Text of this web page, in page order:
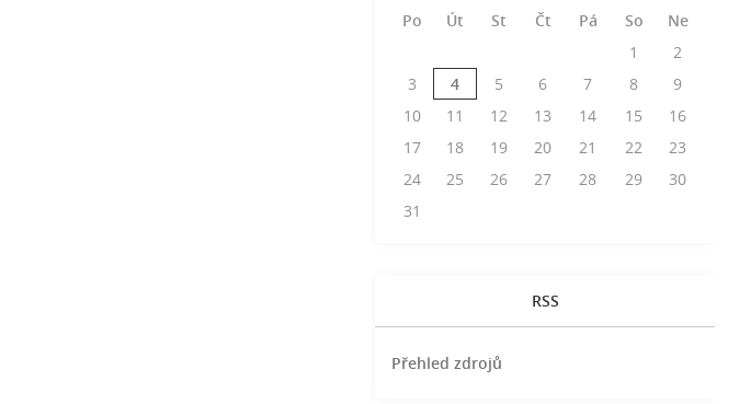
Po
Út St Čt Pá So
Ne
1
2
3
4 5 6 7 8
9
10
11 12 13 14 15
16
17
18 19 20 21 22
23
24
25 26 27 28 29
30
31
RSS
Přehled zdrojů